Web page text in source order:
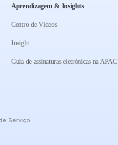
Aprendizagem & Insights
Centro de Vídeos
Insight
Guia de assinaturas eletrónicas na APAC
Serviço